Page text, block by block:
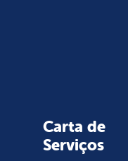
Carta de
Serviços